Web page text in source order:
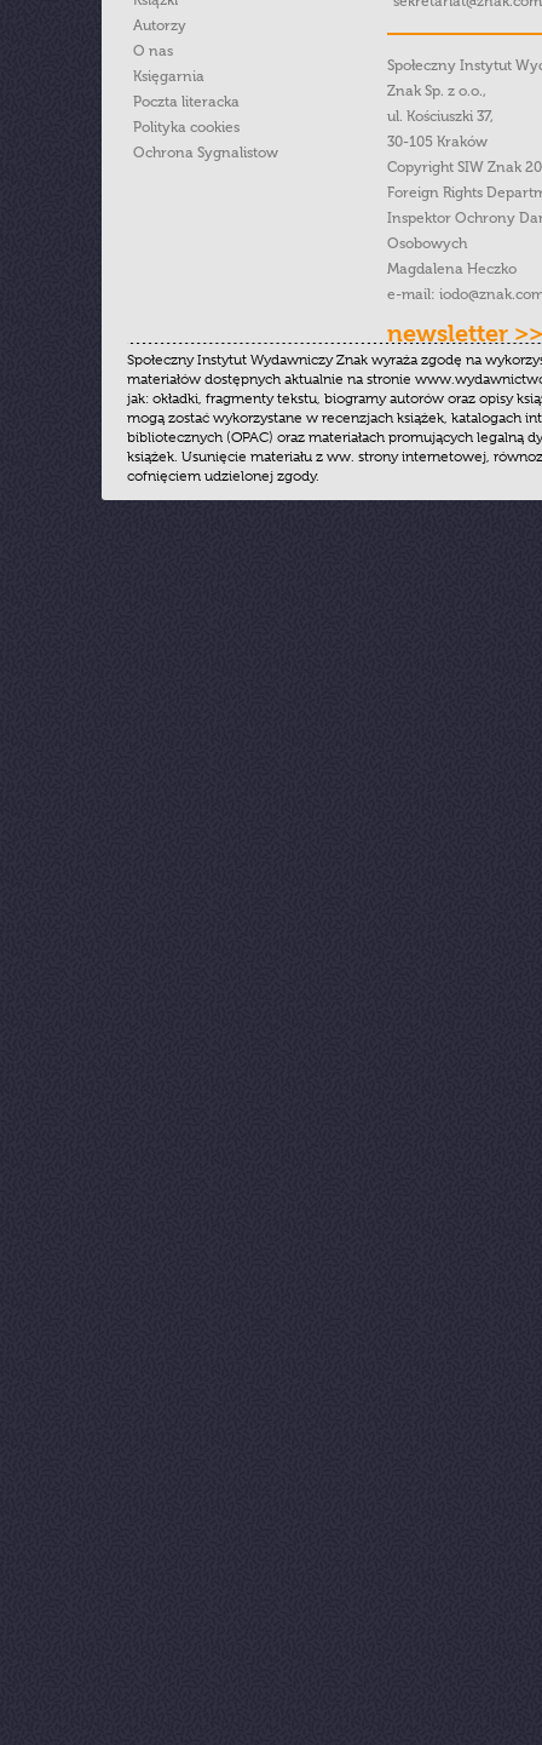
Autorzy
O nas
Księgarnia
Poczta literacka
Polityka cookies
Ochrona Sygnalistow
Społeczny Instytut
Znak Sp. z o.o.,
ul. Kościuszki 37,
30-105 Kraków
Copyright SIW Znak
Foreign Rights
Inspektor Ochrony
Osobowych
Magdalena Heczko
e-mail:
newsletter >>
Społeczny Instytut Wydawniczy Znak wyraża zgodę na
materiałów dostępnych aktualnie na stronie
jak: okładki, fragmenty tekstu, biogramy autorów oraz opisy
mogą zostać wykorzystane w recenzjach książek, katalogach
bibliotecznych (OPAC) oraz materiałach promujących legalną
książek. Usunięcie materiału z ww. strony internetowej,
cofnięciem udzielonej zgody.